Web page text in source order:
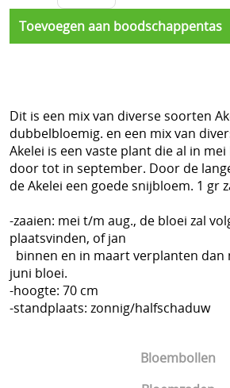
Bloembollen
Dit is een mix van diverse soorten
dubbelbloemig. en een mix van
Akelei is een vaste plant die al in
door tot in september. Door de
de Akelei een goede snijbloem. 1 gr
-zaaien: mei t/m aug., de bloei zal
plaatsvinden, of jan
binnen en in maart verplanten dan
juni bloei.
-hoogte: 70 cm
-standplaats: zonnig/halfschaduw